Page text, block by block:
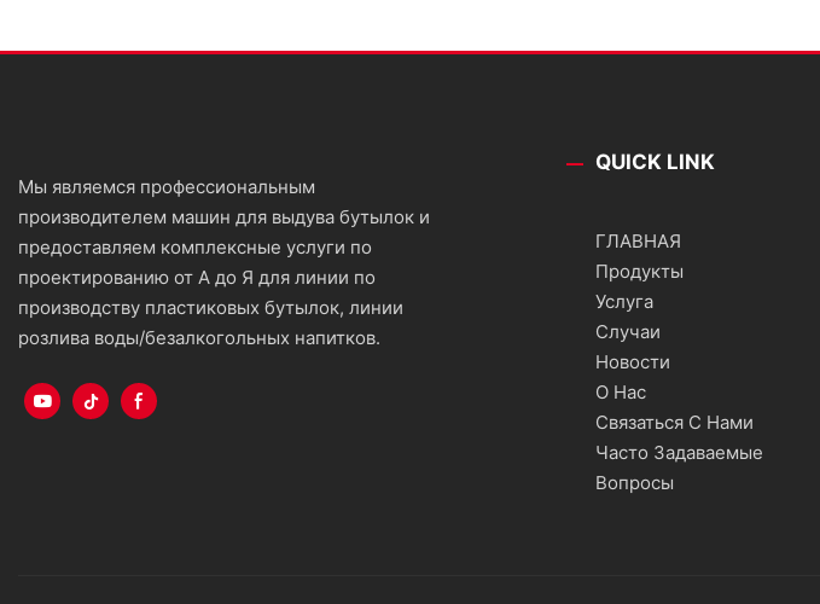
Мы являемся профессиональным
производителем машин для выдува бутылок и
предоставляем комплексные услуги по
проектированию от А до Я для линии по
производству пластиковых бутылок, линии
розлива воды/безалкогольных напитков.
QUICK LINK
ГЛАВНАЯ
Продукты
Услуга
Случаи
Новости
О Нас
Связаться С Нами
Часто Задаваемые
Вопросы